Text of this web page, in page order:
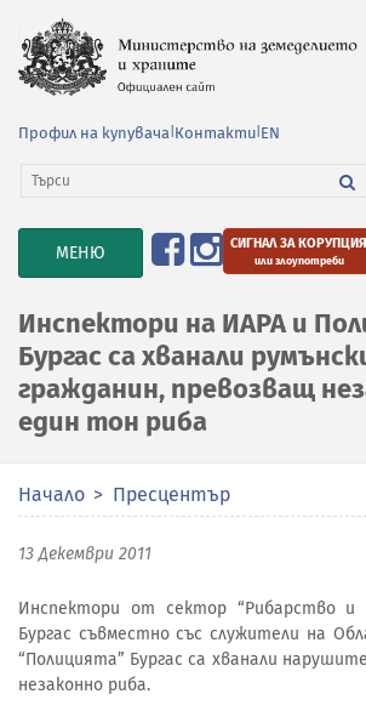
Профил на купувача Контакти EN
TOGGLE
NAVIGATION
МЕНЮ СИГНАЛ ЗА КОРУПЦИЯ
или злоупотреби
Инспектори на ИАРА и
Бургас са хванали
гражданин, превозващ
един тон риба
Начало Пресцентър
13 Декември 2011
Инспектори от сектор “Рибарство и
Бургас съвместно със служители на
“Полицията” Бургас са хванали
незаконно риба.